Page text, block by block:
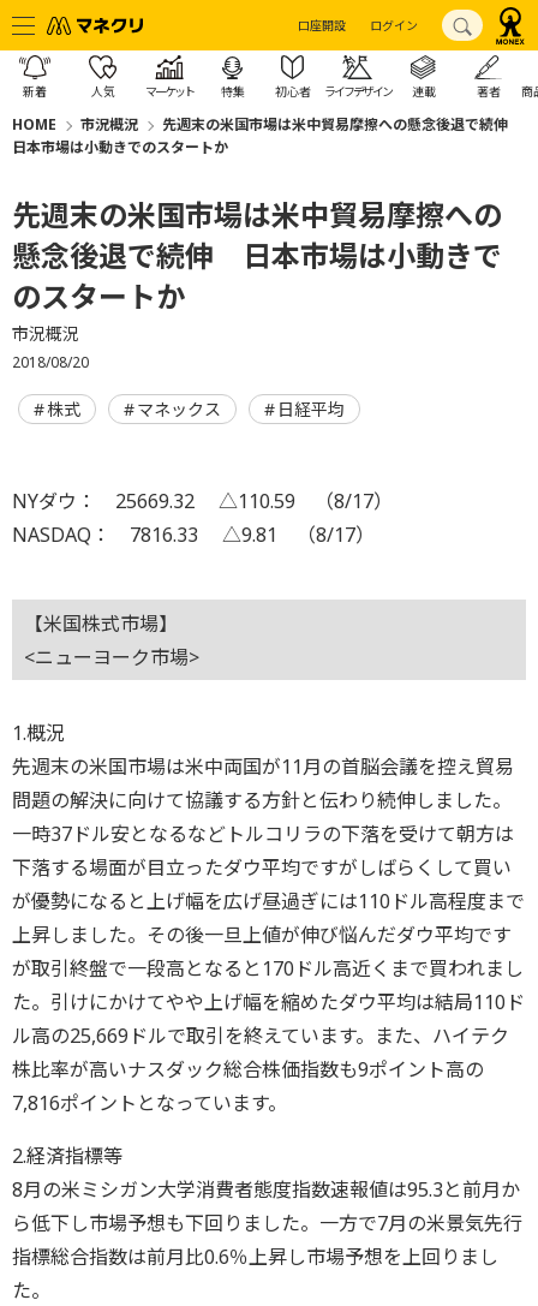
口座開設 ログイン
新着 人気 マーケット 特集 初心者 ライフデザイン 連載 著者 商
HOME 市況概況
先週末の米国市場は米中貿易摩擦への懸念後退で続伸
日本市場は小動きでのスタートか
先週末の米国市場は米中貿易摩擦への
懸念後退で続伸 日本市場は小動きで
のスタートか
市況概況
2018/08/20
株式 マネックス 日経平均
NYダウ： 25669.32 △110.59 （8/17）
NASDAQ： 7816.33 △9.81 （8/17）
【米国株式市場】
<ニューヨーク市場>
1.概況
先週末の米国市場は米中両国が11月の首脳会議を控え貿易
問題の解決に向けて協議する方針と伝わり続伸しました。
一時37ドル安となるなどトルコリラの下落を受けて朝方は
下落する場面が目立ったダウ平均ですがしばらくして買い
が優勢になると上げ幅を広げ昼過ぎには110ドル高程度まで
上昇しました。その後一旦上値が伸び悩んだダウ平均です
が取引終盤で一段高となると170ドル高近くまで買われまし
た。引けにかけてやや上げ幅を縮めたダウ平均は結局110ド
ル高の25,669ドルで取引を終えています。また、ハイテク
株比率が高いナスダック総合株価指数も9ポイント高の
7,816ポイントとなっています。
2.経済指標等
8月の米ミシガン大学消費者態度指数速報値は95.3と前月か
ら低下し市場予想も下回りました。一方で7月の米景気先行
指標総合指数は前月比0.6％上昇し市場予想を上回りまし
た。